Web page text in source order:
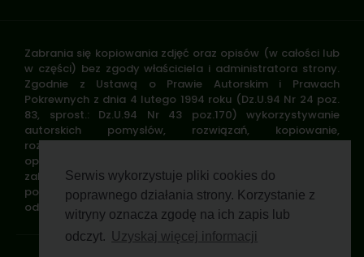
Serwis wykorzystuje pliki cookies do
poprawnego działania strony. Korzystanie z
witryny oznacza zgodę na ich zapis lub
odczyt.
Uzyskaj więcej informacji
Zabrania się kopiowania zdjęć oraz opisów (w całości lub
w części) bez zgody właściciela i administratora strony.
Zgodnie z Ustawą o Prawie Autorskim i Prawach
Pokrewnych z dnia 4 lutego 1994 roku (Dz.U.94 Nr 24 poz.
83, sprost.: Dz.U.94 Nr 43 poz.170) wykorzystywanie
autorskich pomysłów, rozwiązań, kopiowanie,
rozpowszechnianie zdjęć, fragmentów grafiki, tekstów
opisów w celach zarobkowych, bez zezwolenia autora jest
zabronione i stanowi naruszenie praw autorskich oraz
podlega karze. Znaki towarowe i graficzne są własnością
odpowiednich firm i/lub instytucji.